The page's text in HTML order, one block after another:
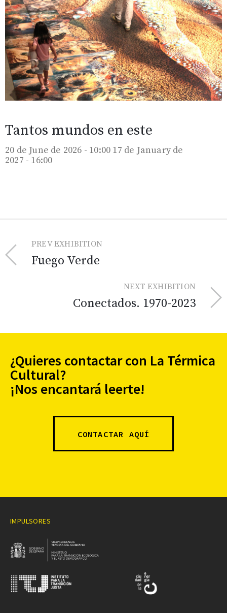
Tantos mundos en este
20 de June de 2026 - 10:00 17 de January de
2027 - 16:00
PREV EXHIBITION
Fuego Verde
NEXT EXHIBITION
Conectados. 1970-2023
¿Quieres contactar con La Térmica
Cultural?
¡Nos encantará leerte!
CONTACTAR AQUÍ
IMPULSORES